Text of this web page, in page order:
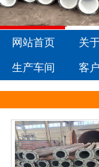
网站首页 关
生产车间 客